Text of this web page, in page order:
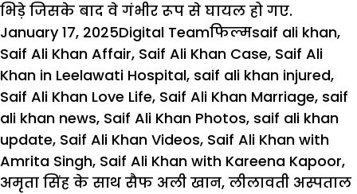
भिड़े जिसके बाद वे गंभीर रूप से घायल हो गए.
Posted
on
January 17, 2025Author
Digital TeamCategories
फिल्मTags
saif ali khan,
Saif Ali Khan Affair, Saif Ali Khan Case, Saif Ali
Khan in Leelawati Hospital, saif ali khan injured,
Saif Ali Khan Love Life, Saif Ali Khan Marriage, saif
ali khan news, Saif Ali Khan Photos, saif ali khan
update, Saif Ali Khan Videos, Saif Ali Khan with
Amrita Singh, Saif Ali Khan with Kareena Kapoor,
अमृता सिंह के साथ सैफ अली खान, लीलावती अस्पताल